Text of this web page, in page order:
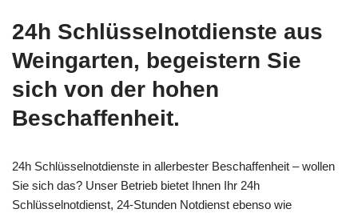
24h Schlüsselnotdienste aus
Weingarten, begeistern Sie
sich von der hohen
Beschaffenheit.
24h Schlüsselnotdienste in allerbester Beschaffenheit – wollen
Sie sich das? Unser Betrieb bietet Ihnen Ihr 24h
Schlüsselnotdienst, 24-Stunden Notdienst ebenso wie